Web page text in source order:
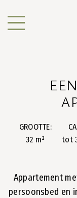
GROOTTE:
32 m²
tot
Appartement
persoonsbed en